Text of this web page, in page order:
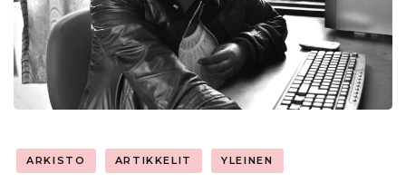
ARKISTO ARTIKKELIT YLEINEN